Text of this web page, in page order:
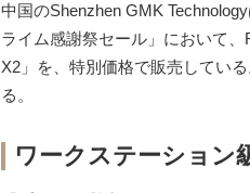
中国のShenzhen GMK
ライム感謝祭セール」において
X2」を、特別価格で販売してい
る。
ワークステーション